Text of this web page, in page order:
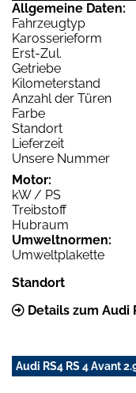
Allgemeine Daten:
Fahrzeugtyp
Karosserieform
Erst-Zul.
Getriebe
Kilometerstand
Anzahl der Türen
Farbe
Standort
Lieferzeit
Unsere Nummer
Motor:
kW / PS
Treibstoff
Hubraum
Umweltnormen:
Umweltplakette
Standort
Details zum Audi
Audi RS4 RS 4 Avant